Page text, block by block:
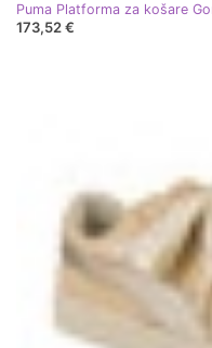
Puma Platforma za košare
173,52 €